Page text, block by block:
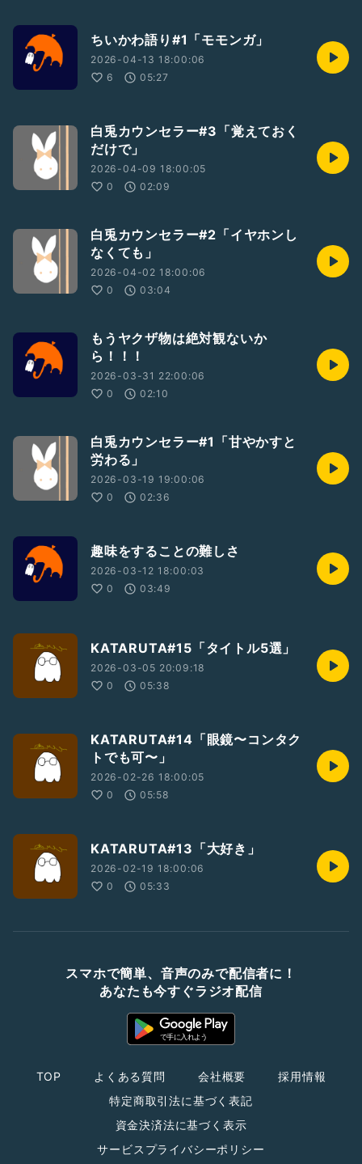
ちいかわ語り#1「モモンガ」
2026-04-13 18:00:06
6
05:27
白兎カウンセラー#3「覚えておく
だけで」
2026-04-09 18:00:05
0
02:09
白兎カウンセラー#2「イヤホンし
なくても」
2026-04-02 18:00:06
0
03:04
もうヤクザ物は絶対観ないか
ら！！！
2026-03-31 22:00:06
0
02:10
白兎カウンセラー#1「甘やかすと
労わる」
2026-03-19 19:00:06
0
02:36
趣味をすることの難しさ
2026-03-12 18:00:03
0
03:49
KATARUTA#15「タイトル5選」
2026-03-05 20:09:18
0
05:38
KATARUTA#14「眼鏡〜コンタク
トでも可〜」
2026-02-26 18:00:05
0
05:58
KATARUTA#13「大好き」
2026-02-19 18:00:06
0
05:33
スマホで簡単、音声のみで配信者に！
あなたも今すぐラジオ配信
TOP よくある質問 会社概要
採用情報
特定商取引法に基づく表記
資金決済法に基づく表示
サービスプライバシーポリシー